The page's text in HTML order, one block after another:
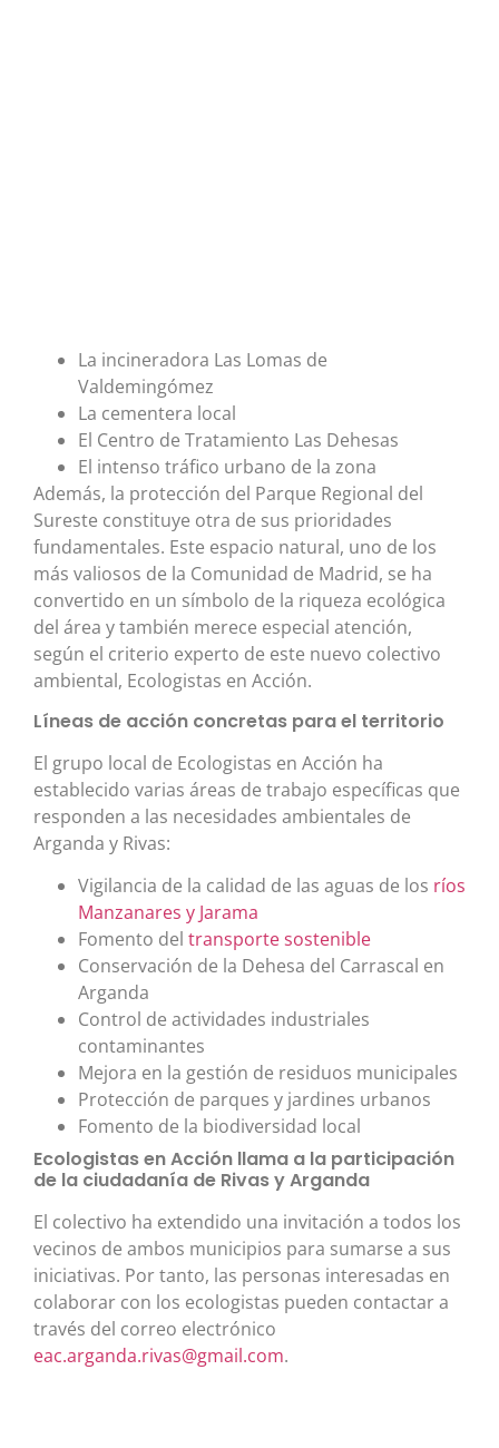
La incineradora Las Lomas de
Valdemingómez
La cementera local
El Centro de Tratamiento Las Dehesas
El intenso tráfico urbano de la zona
Además, la protección del Parque Regional del
Sureste constituye otra de sus prioridades
fundamentales. Este espacio natural, uno de los
más valiosos de la Comunidad de Madrid, se ha
convertido en un símbolo de la riqueza ecológica
del área y también merece especial atención,
según el criterio experto de este nuevo colectivo
ambiental, Ecologistas en Acción.
Líneas de acción concretas para el territorio
El grupo local de Ecologistas en Acción ha
establecido varias áreas de trabajo específicas que
responden a las necesidades ambientales de
Arganda y Rivas:
Vigilancia de la calidad de las aguas de los ríos
Manzanares y Jarama
Fomento del transporte sostenible
Conservación de la Dehesa del Carrascal en
Arganda
Control de actividades industriales
contaminantes
Mejora en la gestión de residuos municipales
Protección de parques y jardines urbanos
Fomento de la biodiversidad local
Ecologistas en Acción llama a la participación
de la ciudadanía de Rivas y Arganda
El colectivo ha extendido una invitación a todos los
vecinos de ambos municipios para sumarse a sus
iniciativas. Por tanto, las personas interesadas en
colaborar con los ecologistas pueden contactar a
través del correo electrónico
eac.arganda.rivas@gmail.com.